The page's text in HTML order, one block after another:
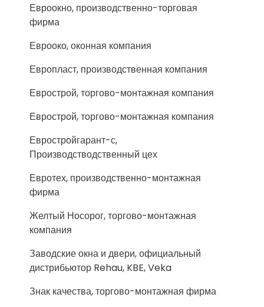
Евроокно, производственно-торговая
фирма
Еврооко, оконная компания
Европласт, производственная компания
Еврострой, торгово-монтажная компания
Еврострой, торгово-монтажная компания
Евростройгарант-с,
Производстводственный цех
Евротех, производственно-монтажная
фирма
Желтый Носорог, торгово-монтажная
компания
Заводские окна и двери, официальный
дистрибьютор Rehau, KBE, Veka
Знак качества, торгово-монтажная фирма